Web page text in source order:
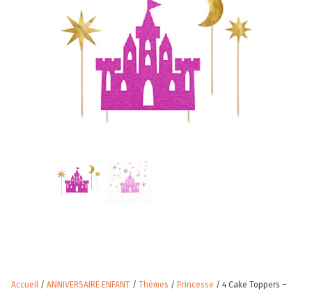
Accueil / ANNIVERSAIRE ENFANT / Thèmes / Princesse / 4 Cake Toppers –